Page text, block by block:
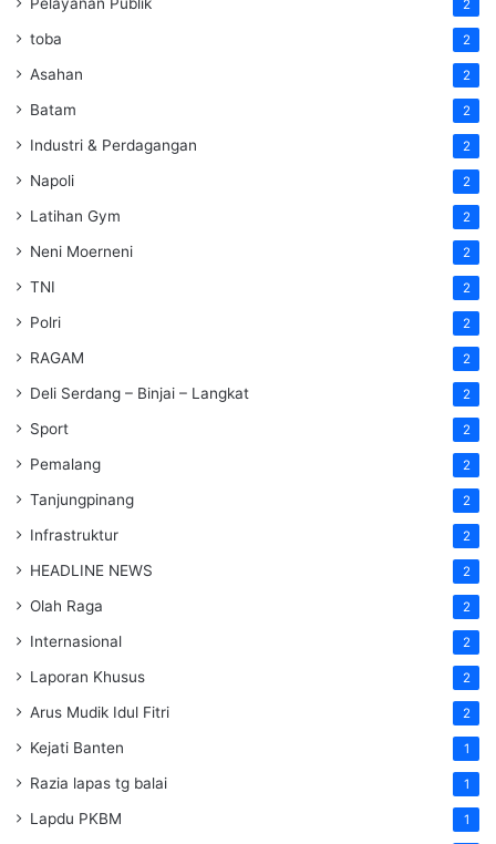
Pelayanan Publik 2
toba 2
Asahan 2
Batam 2
Industri & Perdagangan 2
Napoli 2
Latihan Gym 2
Neni Moerneni 2
TNI 2
Polri 2
RAGAM 2
Deli Serdang – Binjai – Langkat 2
Sport 2
Pemalang 2
Tanjungpinang 2
Infrastruktur 2
HEADLINE NEWS 2
Olah Raga 2
Internasional 2
Laporan Khusus 2
Arus Mudik Idul Fitri 2
Kejati Banten 1
Razia lapas tg balai 1
Lapdu PKBM 1